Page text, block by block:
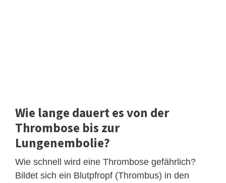
Wie lange dauert es von der
Thrombose bis zur
Lungenembolie?
Wie schnell wird eine Thrombose gefährlich?
Bildet sich ein Blutpfropf (Thrombus) in den